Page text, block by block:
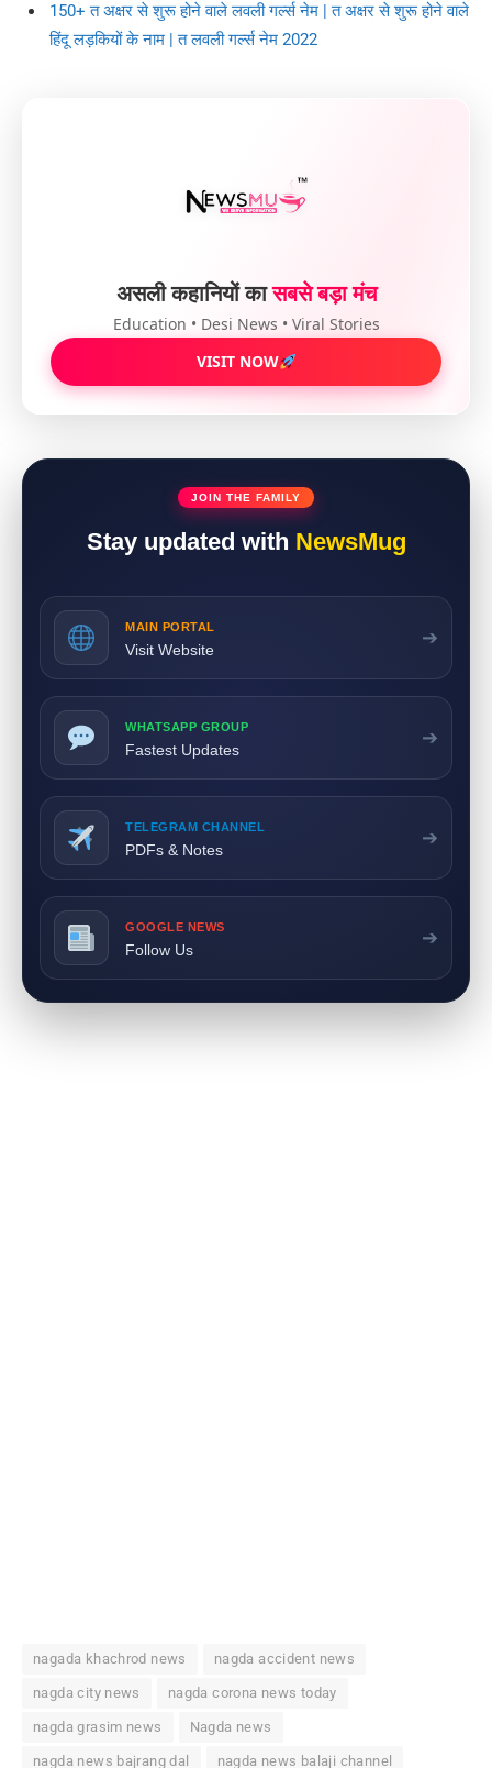
150+ त अक्षर से शुरू होने वाले लवली गर्ल्स नेम | त अक्षर से शुरू होने वाले
हिंदू लड़कियों के नाम | त लवली गर्ल्स नेम 2022
असली कहानियों कासबसे बड़ा मंच
Education • Desi News • Viral Stories
VISIT NOW
JOIN THE FAMILY
Stay updated with NewsMug
MAIN PORTAL
Visit Website
➔
WHATSAPP GROUP
Fastest Updates
➔
TELEGRAM CHANNEL
PDFs & Notes
➔
GOOGLE NEWS
Follow Us
➔
nagada khachrod news nagda accident news
nagda city news nagda corona news today
nagda grasim news Nagda news
nagda news bajrang dal nagda news balaji channel